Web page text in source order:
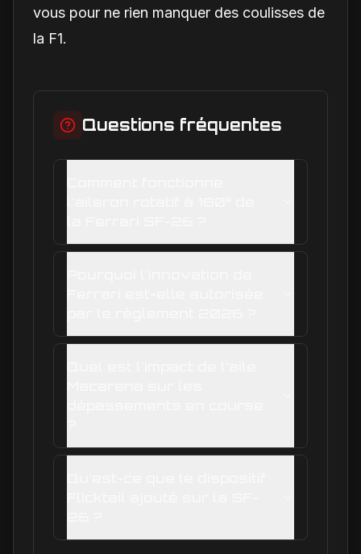
vous pour ne rien manquer des coulisses de
la F1.
Questions fréquentes